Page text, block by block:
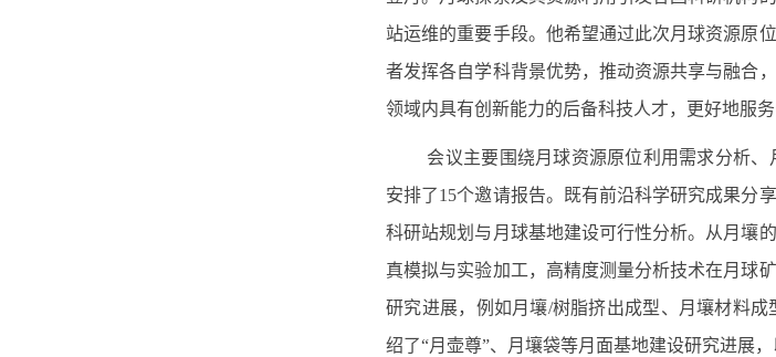
站运维的重要手段。他希望通过此次月球资源原
者发挥各自学科背景优势，推动资源共享与融合
领域内具有创新能力的后备科技人才，更好地服
会议主要围绕月球资源原位利用需求分析
安排了15个邀请报告。既有前沿科学研究成果分
科研站规划与月球基地建设可行性分析。从月壤
真模拟与实验加工，高精度测量分析技术在月球
研究进展，例如月壤/树脂挤出成型、月壤材料
绍了“月壶尊”、月壤袋等月面基地建设研究进展